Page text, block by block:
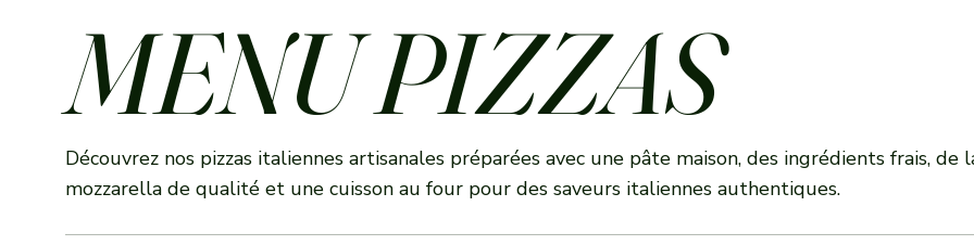
MENU PIZZAS
Découvrez nos pizzas italiennes artisanales préparées avec une pâte maison, des ingrédients frais, de
mozzarella de qualité et une cuisson au four pour des saveurs italiennes authentiques.